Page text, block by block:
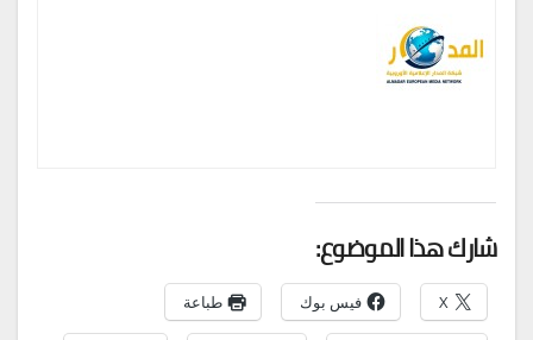
شارك هذا الموضوع:
X فيس بوك طباعة